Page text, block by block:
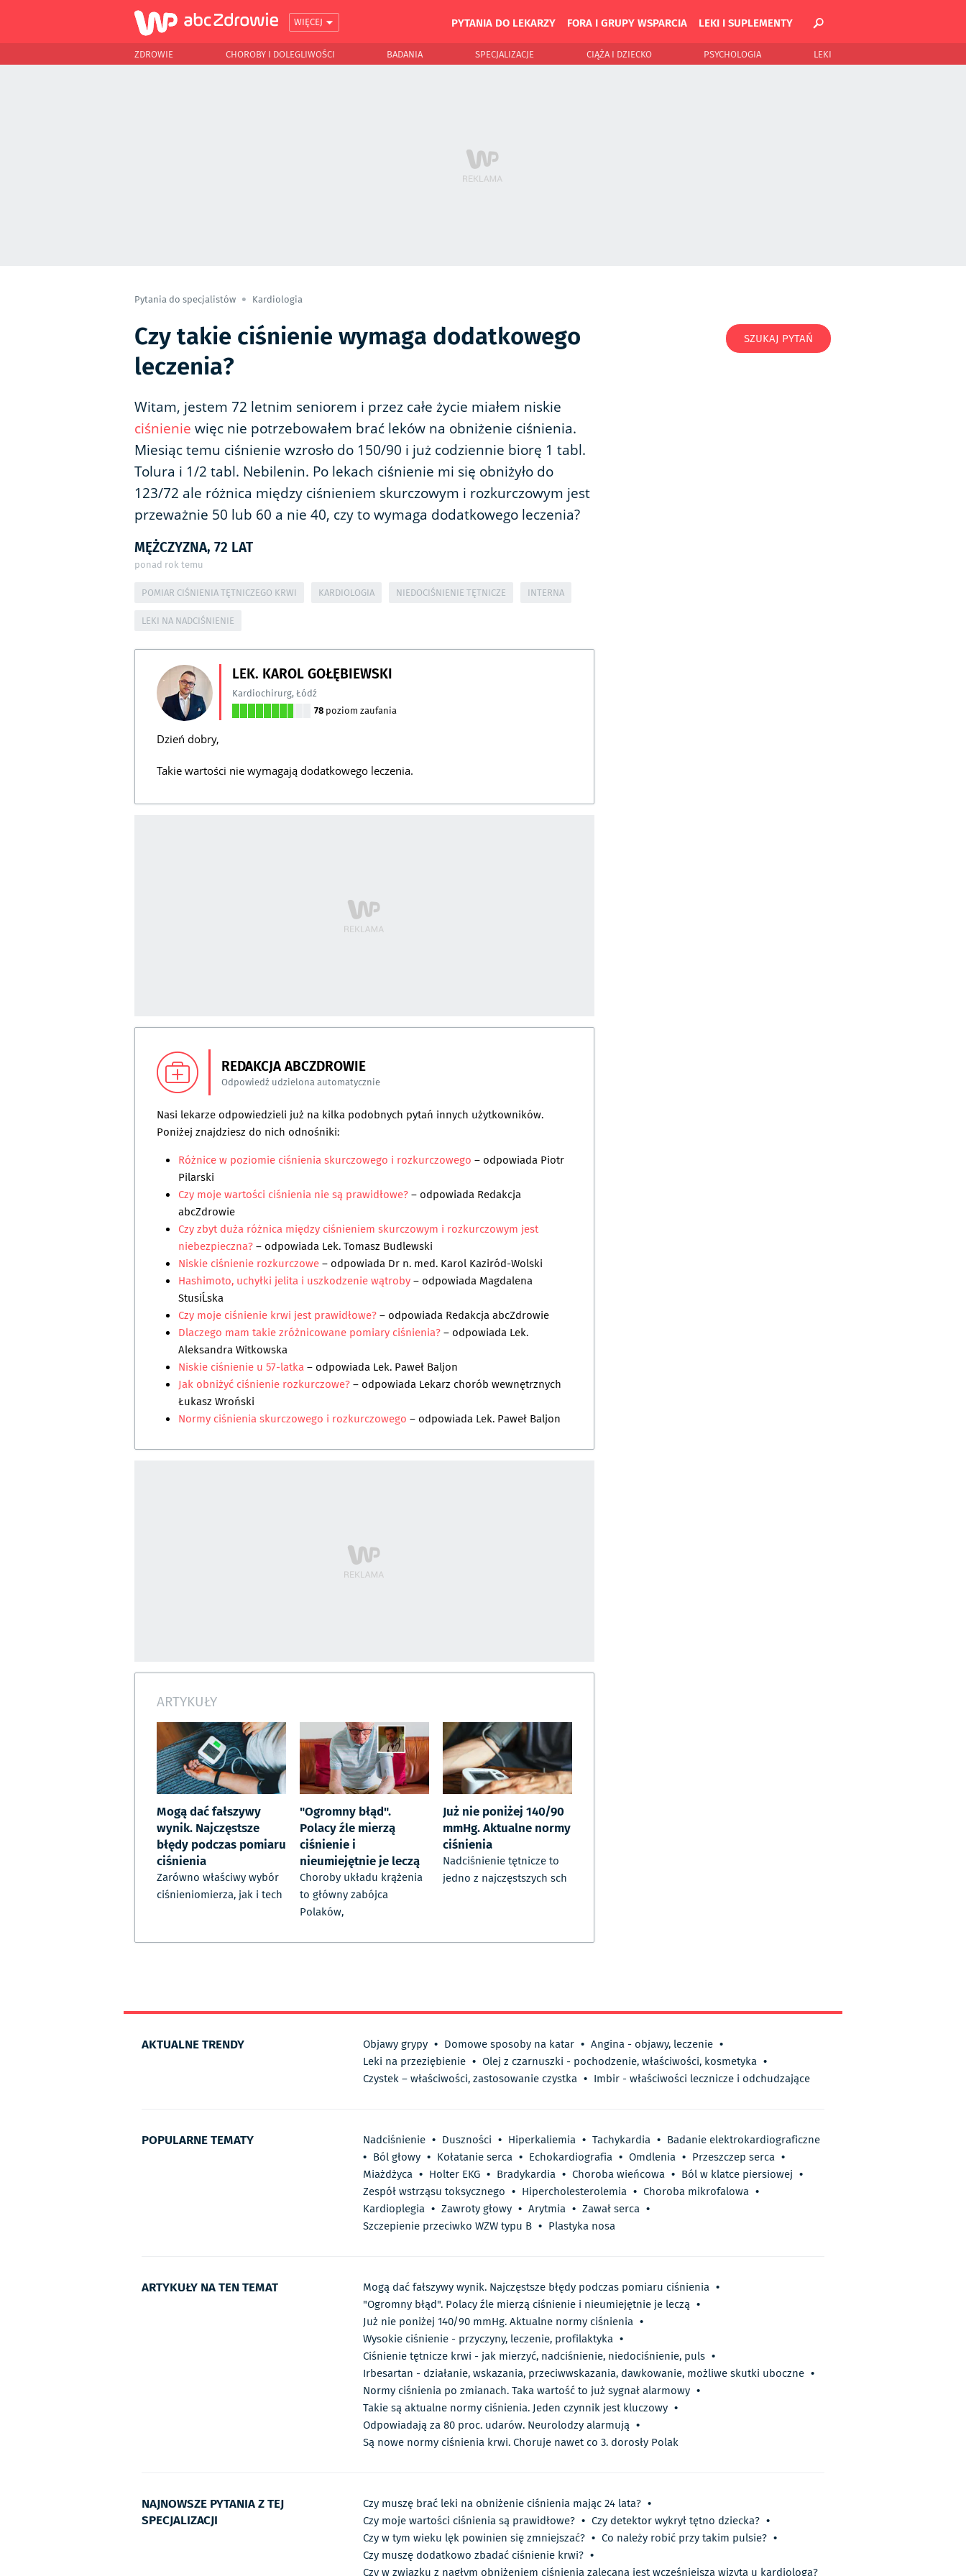
WIĘCEJ PYTANIA DO LEKARZY FORA I GRUPY WSPARCIA LEKI I SUPLEMENTY
ZDROWIE CHOROBY I DOLEGLIWOŚCI BADANIA SPECJALIZACJE CIĄŻA I DZIECKO PSYCHOLOGIA LEKI
Pytania do specjalistów Kardiologia
Czy takie ciśnienie wymaga dodatkowego
leczenia?
Witam, jestem 72 letnim seniorem i przez całe życie miałem niskie
ciśnienie więc nie potrzebowałem brać leków na obniżenie ciśnienia.
Miesiąc temu ciśnienie wzrosło do 150/90 i już codziennie biorę 1 tabl.
Tolura i 1/2 tabl. Nebilenin. Po lekach ciśnienie mi się obniżyło do
123/72 ale różnica między ciśnieniem skurczowym i rozkurczowym jest
przeważnie 50 lub 60 a nie 40, czy to wymaga dodatkowego leczenia?
MĘŻCZYZNA, 72 LAT
ponad rok temu
POMIAR CIŚNIENIA TĘTNICZEGO KRWI KARDIOLOGIA NIEDOCIŚNIENIE TĘTNICZE INTERNA
LEKI NA NADCIŚNIENIE
LEK. KAROL GOŁĘBIEWSKI
Kardiochirurg,Łódź
78 poziom zaufania
Dzień dobry,
Takie wartości nie wymagają dodatkowego leczenia.
REDAKCJA ABCZDROWIE
Odpowiedź udzielona automatycznie
Nasi lekarze odpowiedzieli już na kilka podobnych pytań innych użytkowników.
Poniżej znajdziesz do nich odnośniki:
Różnice w poziomie ciśnienia skurczowego i rozkurczowego – odpowiada Piotr
Pilarski
Czy moje wartości ciśnienia nie są prawidłowe?– odpowiada Redakcja
abcZdrowie
Czy zbyt duża różnica między ciśnieniem skurczowym i rozkurczowym jest
niebezpieczna?– odpowiada Lek. Tomasz Budlewski
Niskie ciśnienie rozkurczowe– odpowiada Dr n. med. Karol Kaziród-Wolski
Hashimoto, uchyłki jelita i uszkodzenie wątroby– odpowiada Magdalena
StusiĹska
Czy moje ciśnienie krwi jest prawidłowe?– odpowiada Redakcja abcZdrowie
Dlaczego mam takie zróżnicowane pomiary ciśnienia?– odpowiada Lek.
Aleksandra Witkowska
Niskie ciśnienie u 57-latka– odpowiada Lek. Paweł Baljon
Jak obniżyć ciśnienie rozkurczowe?– odpowiada Lekarz chorób wewnętrznych
Łukasz Wroński
Normy ciśnienia skurczowego i rozkurczowego – odpowiada Lek. Paweł Baljon
ARTYKUŁY
Mogą dać fałszywy
wynik. Najczęstsze
błędy podczas pomiaru
ciśnienia
Zarówno właściwy wybór
ciśnieniomierza, jak i tech
"Ogromny błąd".
Polacy źle mierzą
ciśnienie i
nieumiejętnie je leczą
Choroby układu krążenia
to główny zabójca
Polaków,
Już nie poniżej 140/90
mmHg. Aktualne normy
ciśnienia
Nadciśnienie tętnicze to
jedno z najczęstszych sch
SZUKAJ PYTAŃ
AKTUALNE TRENDY Objawy grypy • Domowe sposoby na katar • Angina - objawy, leczenie •
Leki na przeziębienie • Olej z czarnuszki - pochodzenie, właściwości, kosmetyka •
Czystek – właściwości, zastosowanie czystka • Imbir - właściwości lecznicze i odchudzające
POPULARNE TEMATY Nadciśnienie • Duszności • Hiperkaliemia • Tachykardia • Badanie elektrokardiograficzne
• Ból głowy • Kołatanie serca • Echokardiografia • Omdlenia • Przeszczep serca •
Miażdżyca • Holter EKG • Bradykardia • Choroba wieńcowa • Ból w klatce piersiowej •
Zespół wstrząsu toksycznego • Hipercholesterolemia • Choroba mikrofalowa •
Kardioplegia • Zawroty głowy • Arytmia • Zawał serca •
Szczepienie przeciwko WZW typu B • Plastyka nosa
ARTYKUŁY NA TEN TEMAT Mogą dać fałszywy wynik. Najczęstsze błędy podczas pomiaru ciśnienia •
"Ogromny błąd". Polacy źle mierzą ciśnienie i nieumiejętnie je leczą •
Już nie poniżej 140/90 mmHg. Aktualne normy ciśnienia •
Wysokie ciśnienie - przyczyny, leczenie, profilaktyka •
Ciśnienie tętnicze krwi - jak mierzyć, nadciśnienie, niedociśnienie, puls •
Irbesartan - działanie, wskazania, przeciwwskazania, dawkowanie, możliwe skutki uboczne •
Normy ciśnienia po zmianach. Taka wartość to już sygnał alarmowy •
Takie są aktualne normy ciśnienia. Jeden czynnik jest kluczowy •
Odpowiadają za 80 proc. udarów. Neurolodzy alarmują •
Są nowe normy ciśnienia krwi. Choruje nawet co 3. dorosły Polak
NAJNOWSZE PYTANIA Z TEJ
SPECJALIZACJI
Czy muszę brać leki na obniżenie ciśnienia mając 24 lata? •
Czy moje wartości ciśnienia są prawidłowe? • Czy detektor wykrył tętno dziecka? •
Czy w tym wieku lęk powinien się zmniejszać? • Co należy robić przy takim pulsie? •
Czy muszę dodatkowo zbadać ciśnienie krwi? •
Czy w związku z nagłym obniżeniem ciśnienia zalecana jest wcześniejsza wizyta u kardiologa?